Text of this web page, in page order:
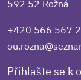
592 52 Rožná
+420 566 567
Přihlašte se k